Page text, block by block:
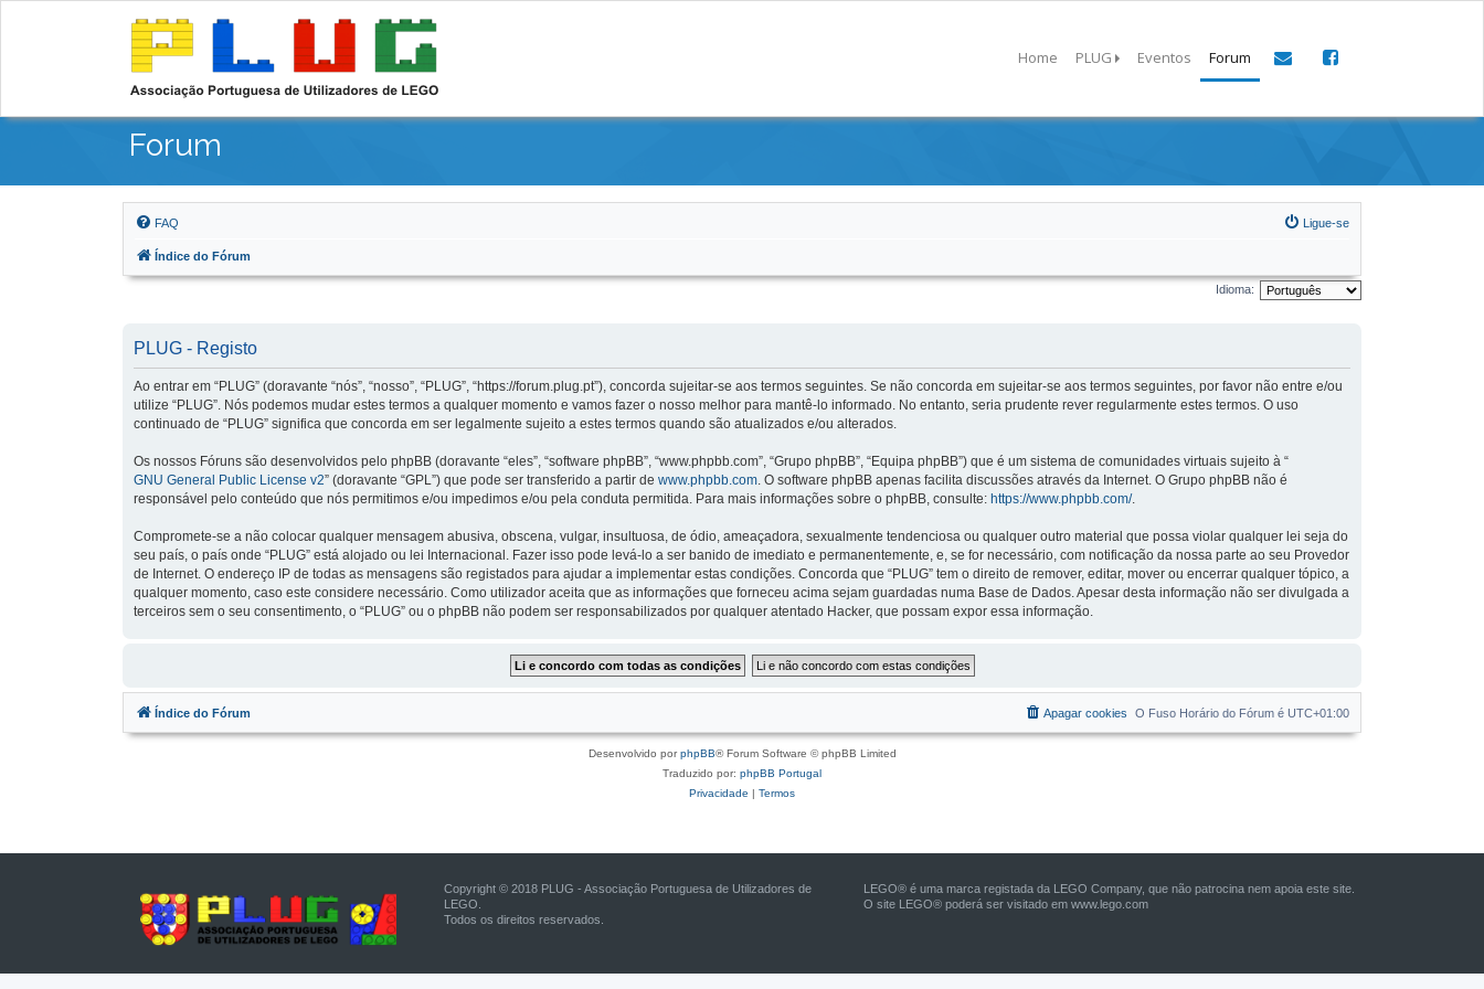
Home PLUG Eventos Forum
Forum
FAQ Ligue-se
Índice do Fórum
Idioma:
PLUG - Registo
Ao entrar em “PLUG” (doravante “nós”, “nosso”, “PLUG”, “https://forum.plug.pt”), concorda sujeitar-se aos termos seguintes. Se não concorda em sujeitar-se aos termos seguintes, por favor não entre e/ou
utilize “PLUG”. Nós podemos mudar estes termos a qualquer momento e vamos fazer o nosso melhor para mantê-lo informado. No entanto, seria prudente rever regularmente estes termos. O uso
continuado de “PLUG” significa que concorda em ser legalmente sujeito a estes termos quando são atualizados e/ou alterados.
Os nossos Fóruns são desenvolvidos pelo phpBB (doravante “eles”, “software phpBB”, “www.phpbb.com”, “Grupo phpBB”, “Equipa phpBB”) que é um sistema de comunidades virtuais sujeito à “
GNU General Public License v2” (doravante “GPL”) que pode ser transferido a partir de www.phpbb.com. O software phpBB apenas facilita discussões através da Internet. O Grupo phpBB não é
responsável pelo conteúdo que nós permitimos e/ou impedimos e/ou pela conduta permitida. Para mais informações sobre o phpBB, consulte: https://www.phpbb.com/.
Compromete-se a não colocar qualquer mensagem abusiva, obscena, vulgar, insultuosa, de ódio, ameaçadora, sexualmente tendenciosa ou qualquer outro material que possa violar qualquer lei seja do
seu país, o país onde “PLUG” está alojado ou lei Internacional. Fazer isso pode levá-lo a ser banido de imediato e permanentemente, e, se for necessário, com notificação da nossa parte ao seu Provedor
de Internet. O endereço IP de todas as mensagens são registados para ajudar a implementar estas condições. Concorda que “PLUG” tem o direito de remover, editar, mover ou encerrar qualquer tópico, a
qualquer momento, caso este considere necessário. Como utilizador aceita que as informações que forneceu acima sejam guardadas numa Base de Dados. Apesar desta informação não ser divulgada a
terceiros sem o seu consentimento, o “PLUG” ou o phpBB não podem ser responsabilizados por qualquer atentado Hacker, que possam expor essa informação.
Índice do Fórum O Fuso Horário do Fórum é UTC+01:00
Apagar cookies
Desenvolvido porphpBB® Forum Software © phpBB Limited
Traduzido por: phpBB Portugal
Privacidade
Termos
Copyright © 2018 PLUG - Associação Portuguesa de Utilizadores de
LEGO.
Todos os direitos reservados.
LEGO® é uma marca registada da LEGO Company, que não patrocina nem apoia este site.
O site LEGO® poderá ser visitado em www.lego.com